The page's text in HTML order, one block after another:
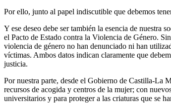
Por ello, junto al papel indiscutible que debemos
Y ese deseo debe ser también la esencia de nuestra
el Pacto de Estado contra la Violencia de Género.
violencia de género no han denunciado ni han
víctimas. Ambos datos indican claramente que
justicia.
Por nuestra parte, desde el Gobierno de Castilla-La
recursos de acogida y centros de la mujer; con
universitarios y para proteger a las criaturas que se